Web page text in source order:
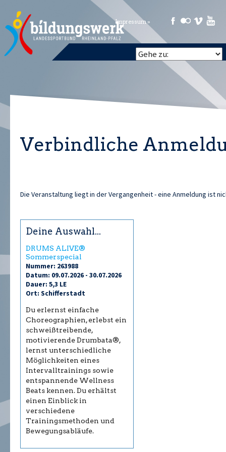
Impressum »
Verbindliche
Die Veranstaltung liegt in der Vergangenheit - eine Anmeldung ist
Deine Auswahl...
DRUMS ALIVE®
Sommerspecial
Nummer: 263988
Datum: 09.07.2026 - 30.07.2026
Dauer: 5,3 LE
Ort: Schifferstadt
Du erlernst einfache
Choreographien, erlebst ein
schweißtreibende,
motivierende Drumbata®,
lernst unterschiedliche
Möglichkeiten eines
Intervalltrainings sowie
entspannende Wellness
Beats kennen. Du erhältst
einen Einblick in
verschiedene
Trainingsmethoden und
Bewegungsabläufe.